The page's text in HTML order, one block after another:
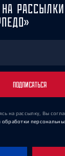
ПОДПИСАТЬСЯ
на рассылку, Вы
обработки